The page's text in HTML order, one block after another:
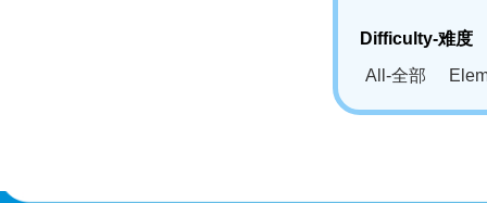
Difficulty-难度
All-全部